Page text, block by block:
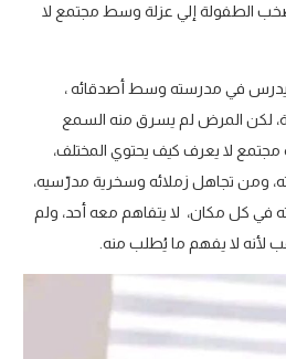
الطفولة إلي عزلة وسط مجتمع لا
يدرس في مدرسته وسط أصدقائه ،
لكن المرض لم يسرق منه السمع
لا يعرف كيف يحتوي المختلف،
ومن تجاهل زملائه وسخرية مدرّسيه،
في كل مكان، لا يتفاهم معه أحد، ولم
لأنه لا يفهم ما يُطلب منه.